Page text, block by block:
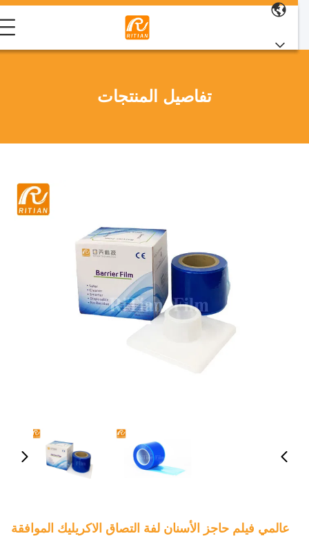
تفاصيل المنتجات
عالمي فيلم حاجز الأسنان لفة التصاق الاكريليك الموافقة